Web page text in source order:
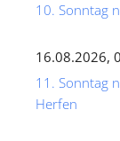
10. Sonntag
16.08.2026,
11. Sonntag
Herfen